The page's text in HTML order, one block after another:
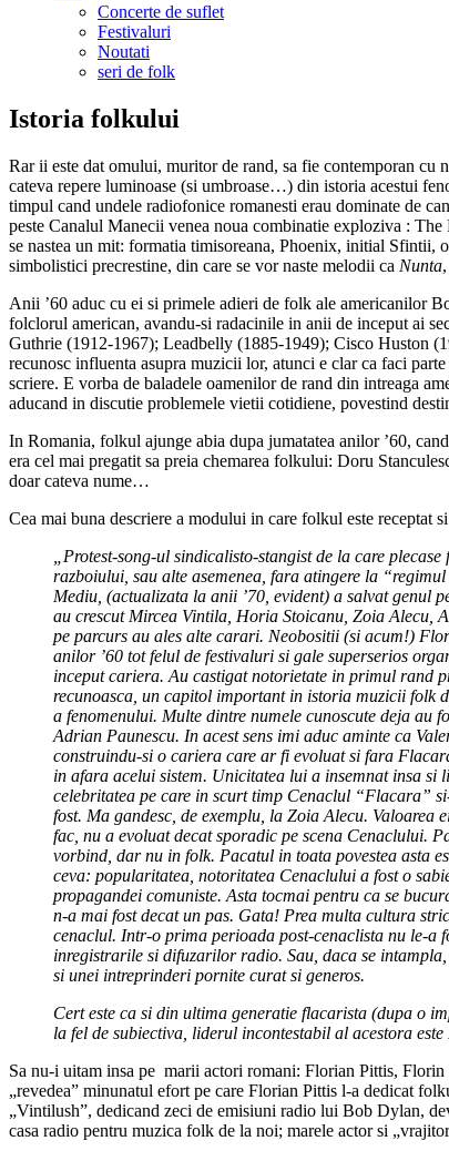
Concerte de suflet
Festivaluri
Noutati
seri de folk
Istoria folkului
Rar ii este dat omului, muritor de rand, sa fie contemporan
cateva repere luminoase (si umbroase…) din istoria acestui
timpul cand undele radiofonice romanesti erau dominate de
peste Canalul Manecii venea noua combinatie exploziva :
se nastea un mit: formatia timisoreana, Phoenix, initial Sfintii,
simbolistici precrestine, din care se vor naste melodii ca Nunta,
Anii ’60 aduc cu ei si primele adieri de folk ale americanilor
folclorul american, avandu-si radacinile in anii de inceput ai
Guthrie (1912-1967); Leadbelly (1885-1949); Cisco Huston
recunosc influenta asupra muzicii lor, atunci e clar ca faci
scriere. E vorba de baladele oamenilor de rand din intreaga
aducand in discutie problemele vietii cotidiene, povestind
In Romania, folkul ajunge abia dupa jumatatea anilor ’60,
era cel mai pregatit sa preia chemarea folkului: Doru
doar cateva nume…
Cea mai buna descriere a modului in care folkul este receptat
„Protest-song-ul sindicalisto-stangist de la care
razboiului, sau alte asemenea, fara atingere la
Mediu, (actualizata la anii ’70, evident) a salvat genul
au crescut Mircea Vintila, Horia Stoicanu, Zoia Alecu,
pe parcurs au ales alte carari. Neobositii (si acum!)
anilor ’60 tot felul de festivaluri si gale superserios
inceput cariera. Au castigat notorietate in primul rand
recunoasca, un capitol important in istoria muzicii folk
a fenomenului. Multe dintre numele cunoscute deja au
Adrian Paunescu. In acest sens imi aduc aminte ca
construindu-si o cariera care ar fi evoluat si fara
in afara acelui sistem. Unicitatea lui a insemnat insa
celebritatea pe care in scurt timp Cenaclul “Flacara”
fost. Ma gandesc, de exemplu, la Zoia Alecu.
fac, nu a evoluat decat sporadic pe scena Cenaclului.
vorbind, dar nu in folk. Pacatul in toata povestea asta
ceva: popularitatea, notoritatea Cenaclului a fost o
propagandei comuniste. Asta tocmai pentru ca se
n-a mai fost decat un pas. Gata! Prea multa cultura
cenaclul. Intr-o prima perioada post-cenaclista nu le-a
inregistrarile si difuzarilor radio. Sau, daca se
si unei intreprinderi pornite curat si generos.
Cert este ca si din ultima generatie flacarista (dupa o
la fel de subiectiva, liderul incontestabil al acestora
Sa nu-i uitam insa pe marii actori romani: Florian Pittis,
„revedea” minunatul efort pe care Florian Pittis l-a dedicat
„Vintilush”, dedicand zeci de emisiuni radio lui Bob Dylan,
casa radio pentru muzica folk de la noi; marele actor si